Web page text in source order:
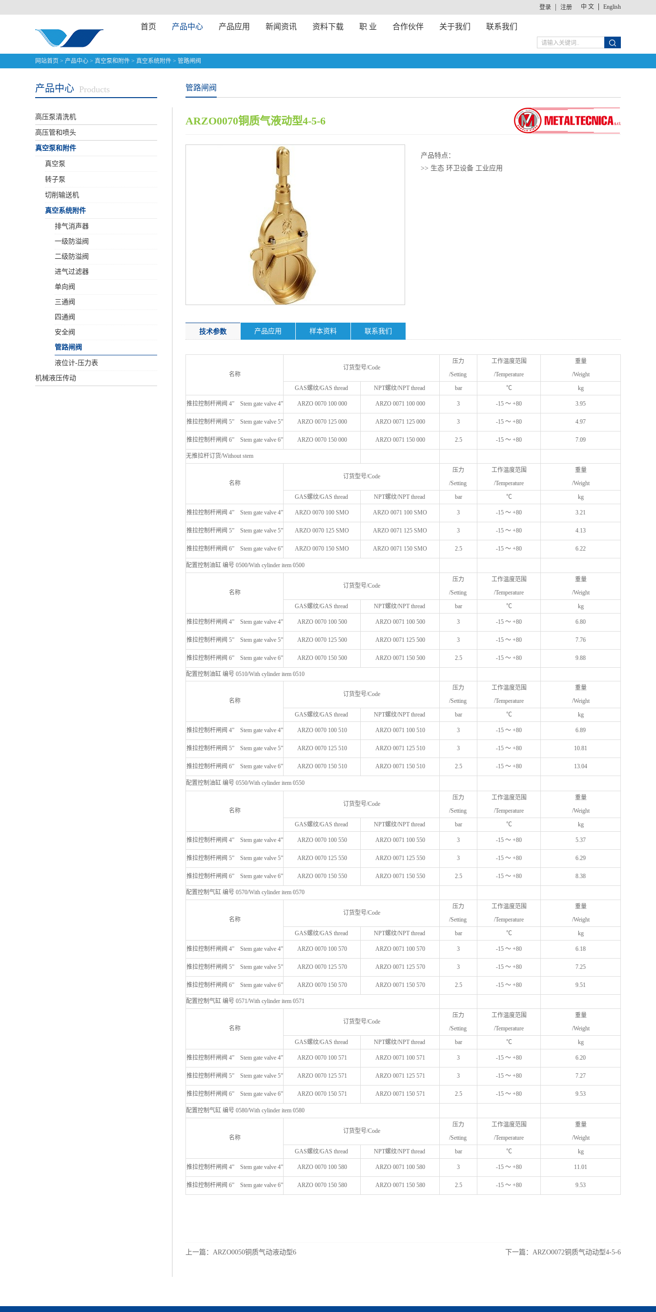
中 文 English
登录 注册
首页 产品中心 产品应用 新闻资讯 资料下载 职 业 合作伙伴 关于我们 联系我们
网站首页 > 产品中心 > 真空泵和附件 > 真空系统附件 > 管路闸阀
产品中心 Products
高压泵清洗机
高压管和喷头
真空泵和附件
真空泵
转子泵
切削输送机
真空系统附件
排气消声器
一级防溢阀
二级防溢阀
进气过滤器
单向阀
三通阀
四通阀
安全阀
管路闸阀
液位计-压力表
机械液压传动
管路闸阀
ARZO0070铜质气液动型4-5-6
产品特点：
>> 生态 环卫设备 工业应用
技术参数 产品应用 样本资料 联系我们
名称
订货型号/Code
压力
/Setting
工作温度范围
/Temperature
重量
/Weight
GAS螺纹/GAS thread
NPT螺纹/NPT thread bar ℃ kg
推拉控制杆闸阀 4” Stem gate valve 4” ARZO 0070 100 000 ARZO 0071 100 000 3 -15 ～ +80 3.95
推拉控制杆闸阀 5” Stem gate valve 5” ARZO 0070 125 000 ARZO 0071 125 000 3 -15 ～ +80 4.97
推拉控制杆闸阀 6” Stem gate valve 6” ARZO 0070 150 000 ARZO 0071 150 000 2.5 -15 ～ +80 7.09
无推拉杆订货/Without stem
名称
订货型号/Code
压力
/Setting
工作温度范围
/Temperature
重量
/Weight
GAS螺纹/GAS thread
NPT螺纹/NPT thread bar ℃ kg
推拉控制杆闸阀 4” Stem gate valve 4” ARZO 0070 100 SMO ARZO 0071 100 SMO 3 -15 ～ +80 3.21
推拉控制杆闸阀 5” Stem gate valve 5” ARZO 0070 125 SMO ARZO 0071 125 SMO 3 -15 ～ +80 4.13
推拉控制杆闸阀 6” Stem gate valve 6” ARZO 0070 150 SMO ARZO 0071 150 SMO 2.5 -15 ～ +80 6.22
配置控制油缸 编号 0500/With cylinder item 0500
名称
订货型号/Code
压力
/Setting
工作温度范围
/Temperature
重量
/Weight
GAS螺纹/GAS thread
NPT螺纹/NPT thread bar ℃ kg
推拉控制杆闸阀 4” Stem gate valve 4” ARZO 0070 100 500 ARZO 0071 100 500 3 -15 ～ +80 6.80
推拉控制杆闸阀 5” Stem gate valve 5” ARZO 0070 125 500 ARZO 0071 125 500 3 -15 ～ +80 7.76
推拉控制杆闸阀 6” Stem gate valve 6” ARZO 0070 150 500 ARZO 0071 150 500 2.5 -15 ～ +80 9.88
配置控制油缸 编号 0510/With cylinder item 0510
名称
订货型号/Code
压力
/Setting
工作温度范围
/Temperature
重量
/Weight
GAS螺纹/GAS thread
NPT螺纹/NPT thread bar ℃ kg
推拉控制杆闸阀 4” Stem gate valve 4” ARZO 0070 100 510 ARZO 0071 100 510 3 -15 ～ +80 6.89
推拉控制杆闸阀 5” Stem gate valve 5” ARZO 0070 125 510 ARZO 0071 125 510 3 -15 ～ +80 10.81
推拉控制杆闸阀 6” Stem gate valve 6” ARZO 0070 150 510 ARZO 0071 150 510 2.5 -15 ～ +80 13.04
配置控制油缸 编号 0550/With cylinder item 0550
名称
订货型号/Code
压力
/Setting
工作温度范围
/Temperature
重量
/Weight
GAS螺纹/GAS thread
NPT螺纹/NPT thread bar ℃ kg
推拉控制杆闸阀 4” Stem gate valve 4” ARZO 0070 100 550 ARZO 0071 100 550 3 -15 ～ +80 5.37
推拉控制杆闸阀 5” Stem gate valve 5” ARZO 0070 125 550 ARZO 0071 125 550 3 -15 ～ +80 6.29
推拉控制杆闸阀 6” Stem gate valve 6” ARZO 0070 150 550 ARZO 0071 150 550 2.5 -15 ～ +80 8.38
配置控制气缸 编号 0570/With cylinder item 0570
名称
订货型号/Code
压力
/Setting
工作温度范围
/Temperature
重量
/Weight
GAS螺纹/GAS thread
NPT螺纹/NPT thread bar ℃ kg
推拉控制杆闸阀 4” Stem gate valve 4” ARZO 0070 100 570 ARZO 0071 100 570 3 -15 ～ +80 6.18
推拉控制杆闸阀 5” Stem gate valve 5” ARZO 0070 125 570 ARZO 0071 125 570 3 -15 ～ +80 7.25
推拉控制杆闸阀 6” Stem gate valve 6” ARZO 0070 150 570 ARZO 0071 150 570 2.5 -15 ～ +80 9.51
配置控制气缸 编号 0571/With cylinder item 0571
名称
订货型号/Code
压力
/Setting
工作温度范围
/Temperature
重量
/Weight
GAS螺纹/GAS thread
NPT螺纹/NPT thread bar ℃ kg
推拉控制杆闸阀 4” Stem gate valve 4” ARZO 0070 100 571 ARZO 0071 100 571 3 -15 ～ +80 6.20
推拉控制杆闸阀 5” Stem gate valve 5” ARZO 0070 125 571 ARZO 0071 125 571 3 -15 ～ +80 7.27
推拉控制杆闸阀 6” Stem gate valve 6” ARZO 0070 150 571 ARZO 0071 150 571 2.5 -15 ～ +80 9.53
配置控制气缸 编号 0580/With cylinder item 0580
名称
订货型号/Code
压力
/Setting
工作温度范围
/Temperature
重量
/Weight
GAS螺纹/GAS thread
NPT螺纹/NPT thread bar ℃ kg
推拉控制杆闸阀 4” Stem gate valve 4” ARZO 0070 100 580 ARZO 0071 100 580 3 -15 ～ +80 11.01
推拉控制杆闸阀 6” Stem gate valve 6” ARZO 0070 150 580 ARZO 0071 150 580 2.5 -15 ～ +80 9.53
上一篇： ARZO0050铜质气动液动型6 下一篇： ARZO0072铜质气动动型4-5-6